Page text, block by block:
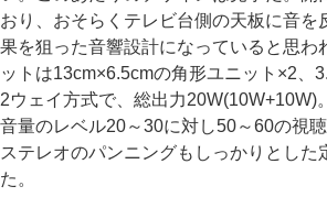
おり、おそらくテレビ台側の天板に音を
果を狙った音響設計になっていると思わ
ットは13cm×6.5cmの角形ユニット×2、
2ウェイ方式で、総出力20W(10W+10W)
音量のレベル20～30に対し50～60の視聴
ステレオのパンニングもしっかりとした
た。